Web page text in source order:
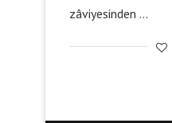
zâviyesinden …